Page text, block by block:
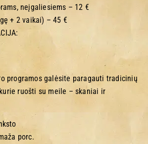
neįgaliesiems – 12 €
+ 2 vaikai) – 45 €
programos galėsite paragauti tradicinių
ruošti su meile – skaniai ir
porc.